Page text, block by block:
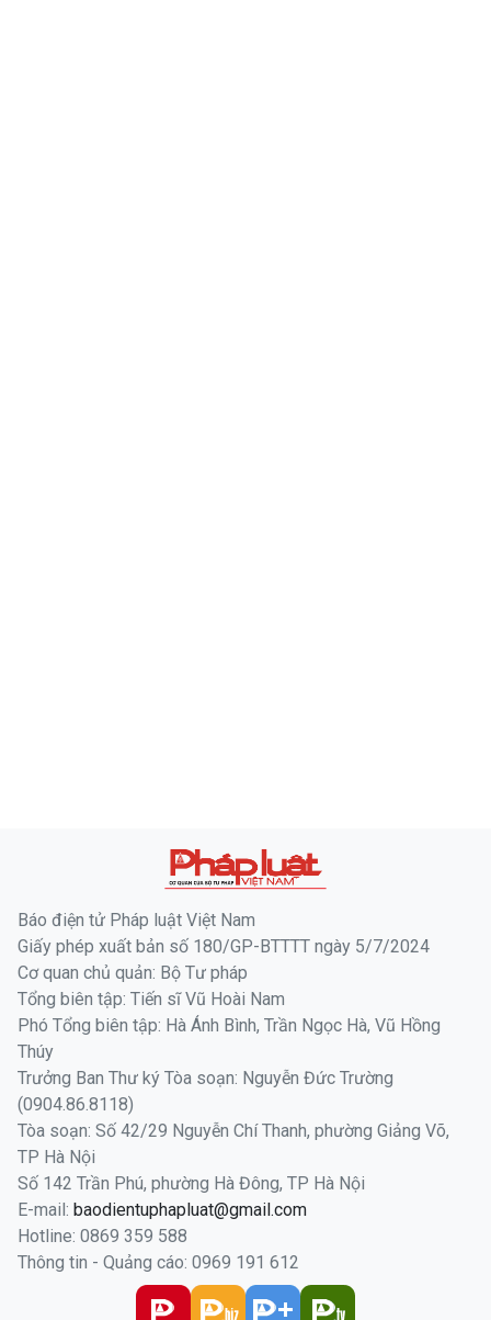
Báo điện tử Pháp luật Việt Nam
Giấy phép xuất bản số 180/GP-BTTTT ngày 5/7/2024
Cơ quan chủ quản: Bộ Tư pháp
Tổng biên tập: Tiến sĩ Vũ Hoài Nam
Phó Tổng biên tập: Hà Ánh Bình, Trần Ngọc Hà, Vũ Hồng
Thúy
Trưởng Ban Thư ký Tòa soạn: Nguyễn Đức Trường
(0904.86.8118)
Tòa soạn: Số 42/29 Nguyễn Chí Thanh, phường Giảng Võ,
TP Hà Nội
Số 142 Trần Phú, phường Hà Đông, TP Hà Nội
E-mail: baodientuphapluat@gmail.com
Hotline: 0869 359 588
Thông tin - Quảng cáo: 0969 191 612